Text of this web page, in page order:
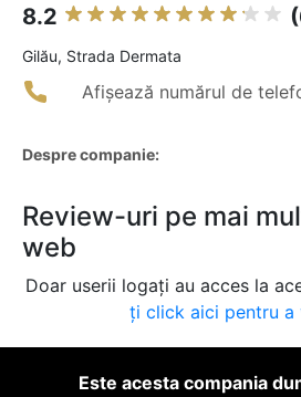
8.2
Gilău, Strada Dermata
Afișează numărul de
Despre companie:
Review-uri pe mai
web
Doar userii logați au acces la
ți click aici pentru a
Este acesta compania